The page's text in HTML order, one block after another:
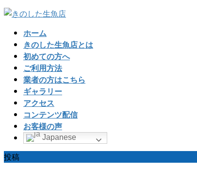
コ
ナ
ホーム
きのした生魚店とは
初めての方へ
ご利用方法
業者の方はこちら
ギャラリー
アクセス
コンテンツ配信
お客様の声
Japanese
投稿